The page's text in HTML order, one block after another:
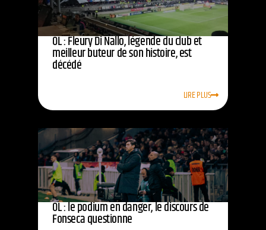
OL : Fleury Di Nallo, légende du club et
meilleur buteur de son histoire, est
décédé
LIRE PLUS
OL : le podium en danger, le discours de
Fonseca questionne